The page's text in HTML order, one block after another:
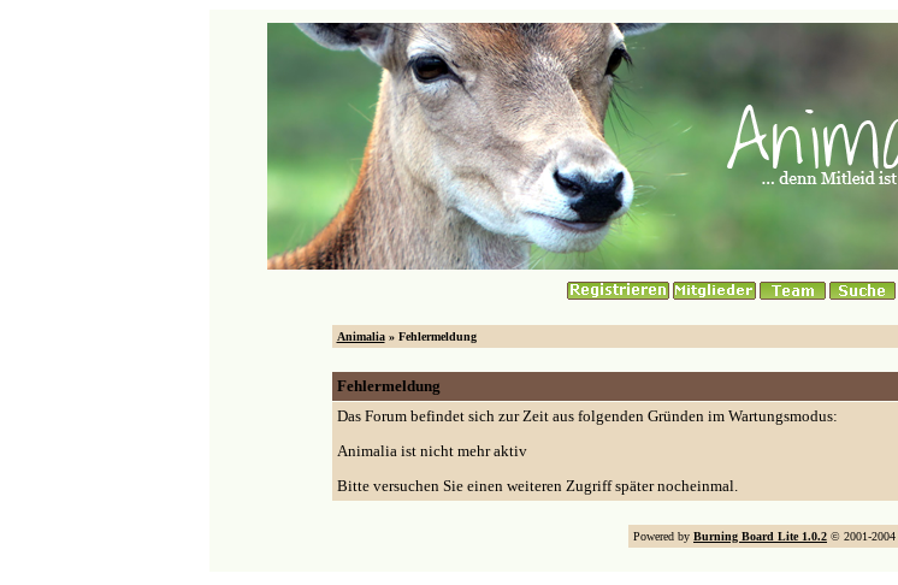
Animalia» Fehlermeldung
Fehlermeldung
Das Forum befindet sich zur Zeit aus folgenden Gründen im Wartungsmodus:
Animalia ist nicht mehr aktiv
Bitte versuchen Sie einen weiteren Zugriff später nocheinmal.
Powered by Burning Board Lite 1.0.2 © 2001-2004